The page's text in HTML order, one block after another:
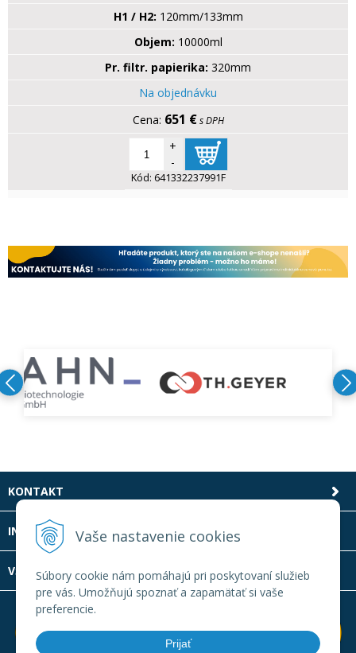
Vaše nastavenie cookies
Súbory cookie nám pomáhajú pri poskytovaní služieb
pre vás. Umožňujú spoznať a zapamätať si vaše
preferencie.
Prijať
H1 / H2: 120mm/133mm
Objem: 10000ml
Pr. filtr. papierika: 320mm
Na objednávku
651 € s DPH
+
-
Kód: 641332237991F
KONTAKT
INFOLINKA
VŠETKO O NÁKUPE